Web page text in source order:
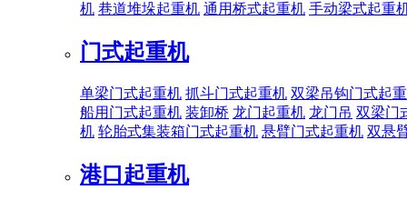
机 巷道堆垛起重机 通用桥式起重机 手动梁式起重
门式起重机
单梁门式起重机 抓斗门式起重机 双梁吊钩门式起
船用门式起重机 装卸桥 龙门起重机 龙门吊 双梁门
机 轮胎式集装箱门式起重机 悬臂门式起重机 双悬
港口起重机